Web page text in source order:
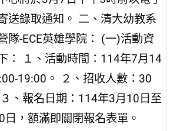
送錄取通知。 二、清大幼教系
隊-ECE英雄學院： (一)活動資
： １、活動時間：114年7月14
19:00。 ２、招收人數：30
、報名日期：114年3月10日至
日，額滿即關閉報名表單。